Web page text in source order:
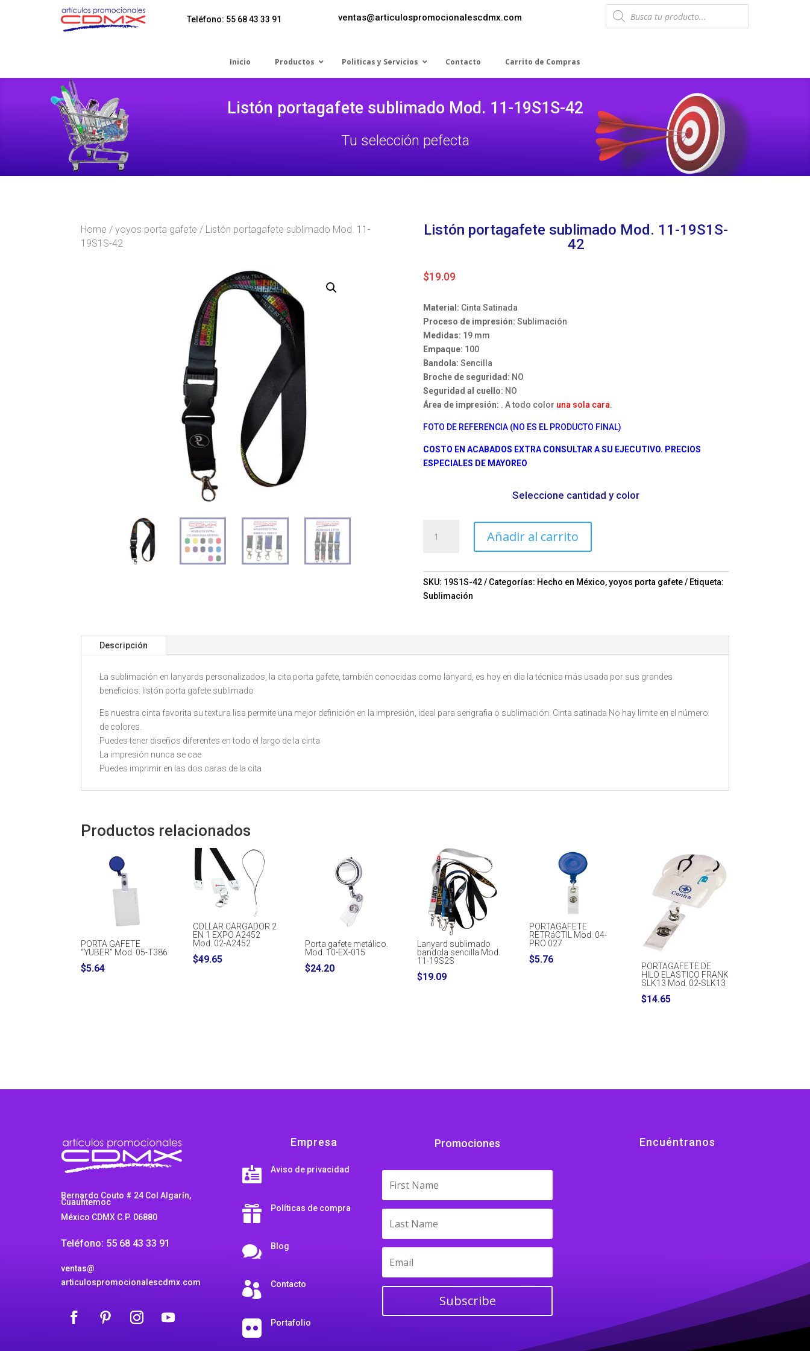
Teléfono: 55 68 43 33 91 ventas@articulospromocionalescdmx.com
Products
search
Inicio Productos Politicas y Servicios Contacto Carrito de Compras
Listón portagafete sublimado Mod. 11-19S1S-42
Tu selección pefecta
Home /yoyos porta gafete / Listón portagafete sublimado Mod. 11-
19S1S-42
Listón portagafete sublimado Mod. 11-19S1S-
42
$19.09
Material: Cinta Satinada
Proceso de impresión: Sublimación
Medidas: 19 mm
Empaque: 100
Bandola: Sencilla
Broche de seguridad: NO
Seguridad al cuello: NO
Área de impresión: . A todo color una sola cara.
FOTO DE REFERENCIA (NO ES EL PRODUCTO FINAL)
COSTO EN ACABADOS EXTRA CONSULTAR A SU EJECUTIVO. PRECIOS
ESPECIALES DE MAYOREO
Seleccione cantidad y color
portagafete
11-
19S1S-
Añadir al carrito
SKU: 19S1S-42 Categorías: Hecho en México,yoyos porta gafete
Etiqueta:
Sublimación
Descripción
La sublimación en lanyards personalizados, la cita porta gafete, también conocidas como lanyard, es hoy en día la técnica más usada por sus grandes
beneficios: listón porta gafete sublimado
Es nuestra cinta favorita su textura lisa permite una mejor definición en la impresión, ideal para serigrafia o sublimación. Cinta satinada No hay límite en el número
de colores.
Puedes tener diseños diferentes en todo el largo de la cinta
La impresión nunca se cae
Puedes imprimir en las dos caras de la cita
Productos relacionados
PORTA GAFETE
“YUBER” Mod. 05-T386
$5.64
COLLAR CARGADOR 2
EN 1 EXPO A2452
Mod. 02-A2452
$49.65
Porta gafete metálico.
Mod. 10-EX-015
$24.20
Lanyard sublimado
bandola sencilla Mod.
11-19S2S
$19.09
PORTAGAFETE
RETRáCTIL Mod. 04-
PRO 027
$5.76
PORTAGAFETE DE
HILO ELASTICO FRANK
SLK13 Mod. 02-SLK13
$14.65
Bernardo Couto # 24 Col Algarín,
Cuauhtemoc
México CDMX C.P. 06880
Teléfono: 55 68 43 33 91
ventas@
articulospromocionalescdmx.com
Empresa
 Aviso de privacidad
 Políticas de compra
 Blog
 Contacto
 Portafolio
Promociones
Subscribe
Encuéntranos